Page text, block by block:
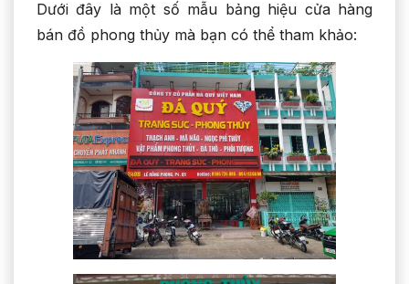
Dưới đây là một số mẫu bảng hiệu cửa hàng
bán đồ phong thủy mà bạn có thể tham khảo: